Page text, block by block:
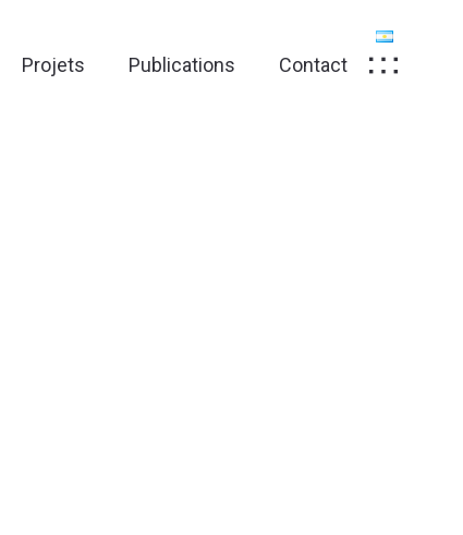
Projets Publications Contact